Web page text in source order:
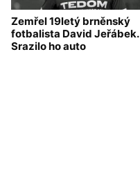
Zemřel 19letý brněnský
fotbalista David Jeřábek.
Srazilo ho auto